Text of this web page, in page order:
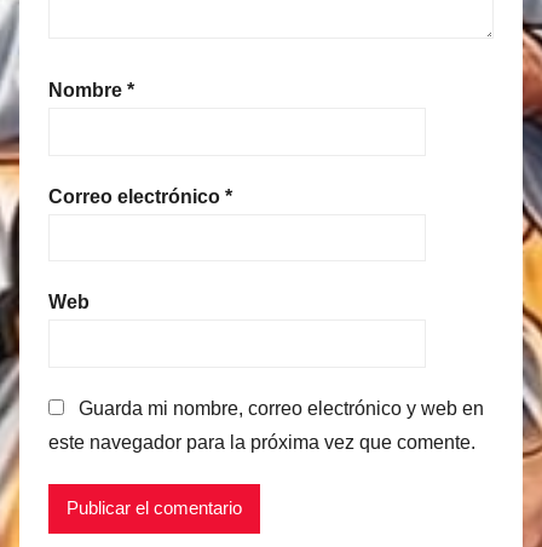
Nombre *
Correo electrónico *
Web
Guarda mi nombre, correo electrónico y web en
este navegador para la próxima vez que comente.